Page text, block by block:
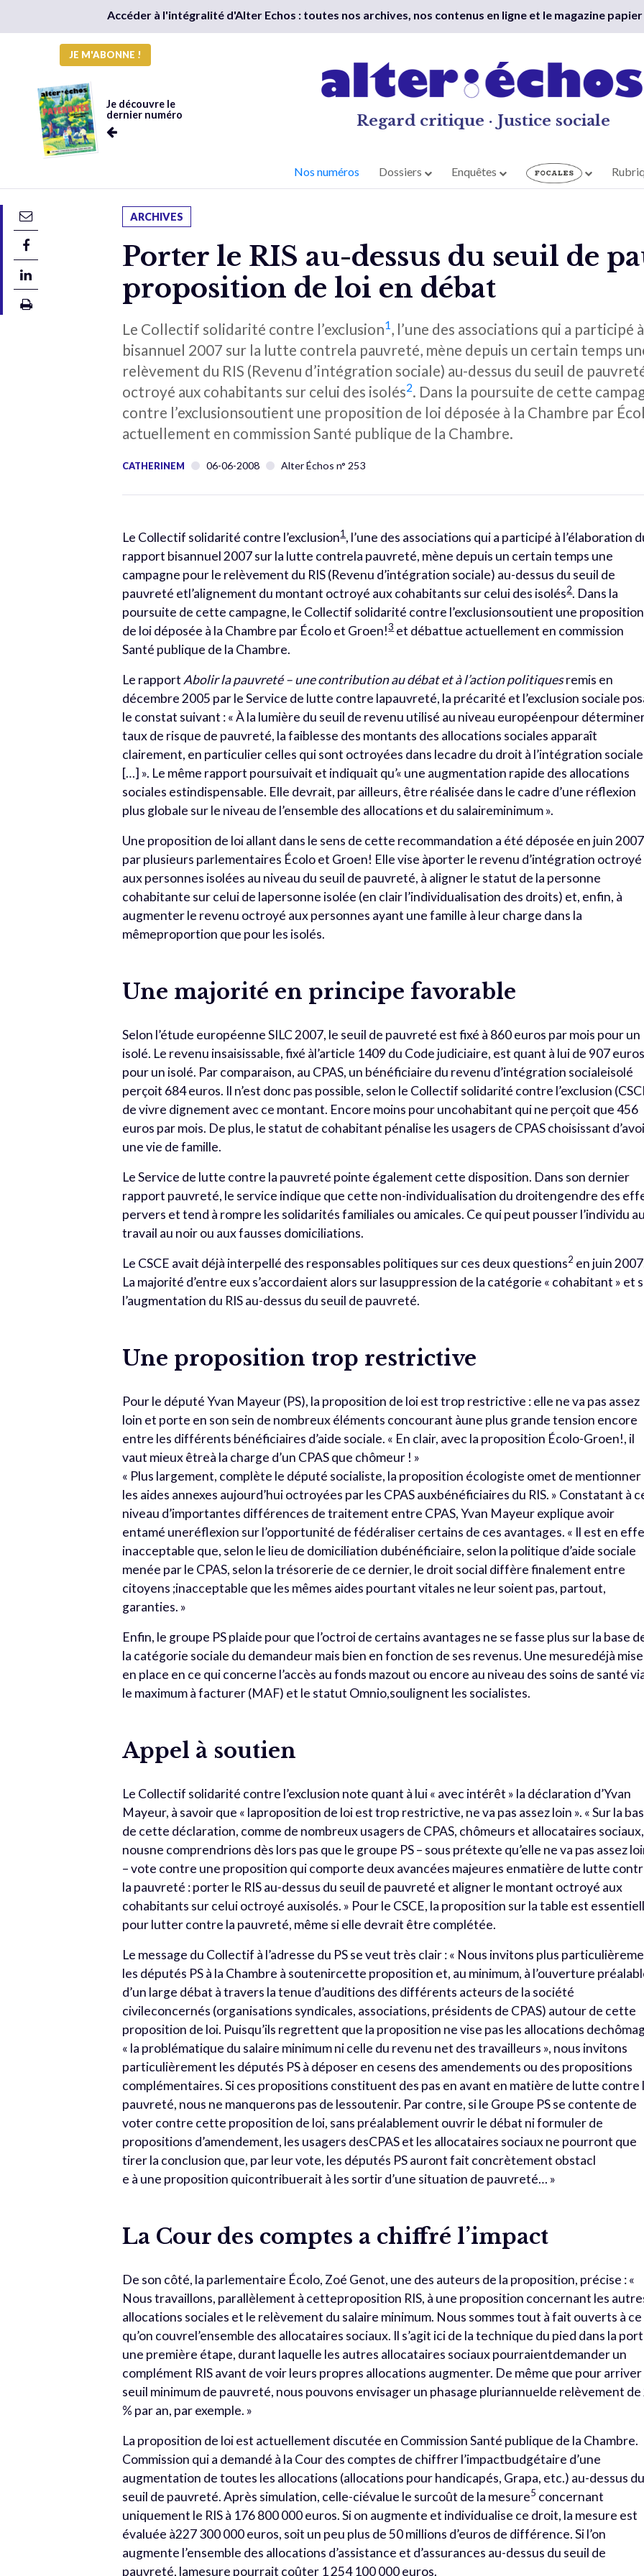
Accéder à l'intégralité d'Alter Echos : toutes nos archives, nos contenus en ligne et le magazine
JE M'ABONNE !
Je découvre le
dernier numéro
Regard critique · Justice sociale
Nos numéros Dossiers Enquêtes
ARCHIVES
Porter le RIS au-dessus du seuil de
proposition de loi en débat
Le Collectif solidarité contre l’exclusion1, l’une des associations qui a
bisannuel 2007 sur la lutte contrela pauvreté, mène depuis un certain temps
relèvement du RIS (Revenu d’intégration sociale) au-dessus du seuil de
octroyé aux cohabitants sur celui des isolés2. Dans la poursuite de cette
contre l’exclusionsoutient une proposition de loi déposée à la Chambre par
actuellement en commission Santé publique de la Chambre.
CATHERINEM 06-06-2008 Alter Échos n° 253
Le Collectif solidarité contre l’exclusion1, l’une des associations qui a participé à l’élaboration
rapport bisannuel 2007 sur la lutte contrela pauvreté, mène depuis un certain temps une
campagne pour le relèvement du RIS (Revenu d’intégration sociale) au-dessus du seuil de
pauvreté etl’alignement du montant octroyé aux cohabitants sur celui des isolés2. Dans la
poursuite de cette campagne, le Collectif solidarité contre l’exclusionsoutient une proposition
de loi déposée à la Chambre par Écolo et Groen!3et débattue actuellement en commission
Santé publique de la Chambre.
Le rapport Abolir la pauvreté – une contribution au débat et à l’action politiquesremis en
décembre 2005 par le Service de lutte contre lapauvreté, la précarité et l’exclusion sociale
le constat suivant : « À la lumière du seuil de revenu utilisé au niveau européenpour
taux de risque de pauvreté, la faiblesse des montants des allocations sociales apparaît
clairement, en particulier celles qui sont octroyées dans lecadre du droit à l’intégration sociale
[…] ». Le même rapport poursuivait et indiquait qu’« une augmentation rapide des allocations
sociales estindispensable. Elle devrait, par ailleurs, être réalisée dans le cadre d’une réflexion
plus globale sur le niveau de l’ensemble des allocations et du salaireminimum ».
Une proposition de loi allant dans le sens de cette recommandation a été déposée en juin 2007
par plusieurs parlementaires Écolo et Groen! Elle vise àporter le revenu d’intégration octroyé
aux personnes isolées au niveau du seuil de pauvreté, à aligner le statut de la personne
cohabitante sur celui de lapersonne isolée (en clair l’individualisation des droits) et, enfin, à
augmenter le revenu octroyé aux personnes ayant une famille à leur charge dans la
mêmeproportion que pour les isolés.
Une majorité en principe favorable
Selon l’étude européenne SILC 2007, le seuil de pauvreté est fixé à 860 euros par mois pour un
isolé. Le revenu insaisissable, fixé àl’article 1409 du Code judiciaire, est quant à lui de 907
pour un isolé. Par comparaison, au CPAS, un bénéficiaire du revenu d’intégration socialeisolé
perçoit 684 euros. Il n’est donc pas possible, selon le Collectif solidarité contre l’exclusion
de vivre dignement avec ce montant. Encore moins pour uncohabitant qui ne perçoit que 456
euros par mois. De plus, le statut de cohabitant pénalise les usagers de CPAS choisissant
une vie de famille.
Le Service de lutte contre la pauvreté pointe également cette disposition. Dans son dernier
rapport pauvreté, le service indique que cette non-individualisation du droitengendre des
pervers et tend à rompre les solidarités familiales ou amicales. Ce qui peut pousser l’individu
travail au noir ou aux fausses domiciliations.
Le CSCE avait déjà interpellé des responsables politiques sur ces deux questions2 en juin
La majorité d’entre eux s’accordaient alors sur lasuppression de la catégorie « cohabitant » et
l’augmentation du RIS au-dessus du seuil de pauvreté.
Une proposition trop restrictive
Pour le député Yvan Mayeur (PS), la proposition de loi est trop restrictive : elle ne va pas assez
loin et porte en son sein de nombreux éléments concourant àune plus grande tension encore
entre les différents bénéficiaires d’aide sociale. « En clair, avec la proposition Écolo-Groen!, il
vaut mieux êtreà la charge d’un CPAS que chômeur ! »
« Plus largement, complète le député socialiste, la proposition écologiste omet de mentionner
les aides annexes aujourd’hui octroyées par les CPAS auxbénéficiaires du RIS. » Constatant à
niveau d’importantes différences de traitement entre CPAS, Yvan Mayeur explique avoir
entamé uneréflexion sur l’opportunité de fédéraliser certains de ces avantages. « Il est en
inacceptable que, selon le lieu de domiciliation dubénéficiaire, selon la politique d’aide sociale
menée par le CPAS, selon la trésorerie de ce dernier, le droit social diffère finalement entre
citoyens ;inacceptable que les mêmes aides pourtant vitales ne leur soient pas, partout,
garanties. »
Enfin, le groupe PS plaide pour que l’octroi de certains avantages ne se fasse plus sur la base
la catégorie sociale du demandeur mais bien en fonction de ses revenus. Une mesuredéjà mise
en place en ce qui concerne l’accès au fonds mazout ou encore au niveau des soins de santé
le maximum à facturer (MAF) et le statut Omnio,soulignent les socialistes.
Appel à soutien
Le Collectif solidarité contre l’exclusion note quant à lui « avec intérêt » la déclaration d’Yvan
Mayeur, à savoir que « laproposition de loi est trop restrictive, ne va pas assez loin ». « Sur la
de cette déclaration, comme de nombreux usagers de CPAS, chômeurs et allocataires sociaux,
nousne comprendrions dès lors pas que le groupe PS – sous prétexte qu’elle ne va pas assez
– vote contre une proposition qui comporte deux avancées majeures enmatière de lutte
la pauvreté : porter le RIS au-dessus du seuil de pauvreté et aligner le montant octroyé aux
cohabitants sur celui octroyé auxisolés. » Pour le CSCE, la proposition sur la table est
pour lutter contre la pauvreté, même si elle devrait être complétée.
Le message du Collectif à l’adresse du PS se veut très clair : « Nous invitons plus
les députés PS à la Chambre à soutenircette proposition et, au minimum, à l’ouverture
d’un large débat à travers la tenue d’auditions des différents acteurs de la société
civileconcernés (organisations syndicales, associations, présidents de CPAS) autour de cette
proposition de loi. Puisqu’ils regrettent que la proposition ne vise pas les allocations
« la problématique du salaire minimum ni celle du revenu net des travailleurs », nous invitons
particulièrement les députés PS à déposer en cesens des amendements ou des propositions
complémentaires. Si ces propositions constituent des pas en avant en matière de lutte contre
pauvreté, nous ne manquerons pas de lessoutenir. Par contre, si le Groupe PS se contente de
voter contre cette proposition de loi, sans préalablement ouvrir le débat ni formuler de
propositions d’amendement, les usagers desCPAS et les allocataires sociaux ne pourront que
tirer la conclusion que, par leur vote, les députés PS auront fait concrètement obstacl
e à une proposition quicontribuerait à les sortir d’une situation de pauvreté… »
La Cour des comptes a chiffré l’impact
De son côté, la parlementaire Écolo, Zoé Genot, une des auteurs de la proposition, précise : «
Nous travaillons, parallèlement à cetteproposition RIS, à une proposition concernant les
allocations sociales et le relèvement du salaire minimum. Nous sommes tout à fait ouverts à ce
qu’on couvrel’ensemble des allocataires sociaux. Il s’agit ici de la technique du pied dans la
une première étape, durant laquelle les autres allocataires sociaux pourraientdemander un
complément RIS avant de voir leurs propres allocations augmenter. De même que pour arriver
seuil minimum de pauvreté, nous pouvons envisager un phasage pluriannuelde relèvement de
% par an, par exemple. »
La proposition de loi est actuellement discutée en Commission Santé publique de la Chambre.
Commission qui a demandé à la Cour des comptes de chiffrer l’impactbudgétaire d’une
augmentation de toutes les allocations (allocations pour handicapés, Grapa, etc.) au-dessus
seuil de pauvreté. Après simulation, celle-ciévalue le surcoût de la mesure5 concernant
uniquement le RIS à 176 800 000 euros. Si on augmente et individualise ce droit, la mesure est
évaluée à227 300 000 euros, soit un peu plus de 50 millions d’euros de différence. Si l’on
augmente l’ensemble des allocations d’assistance et d’assurances au-dessus du seuil de
pauvreté, lamesure pourrait coûter 1 254 100 000 euros.